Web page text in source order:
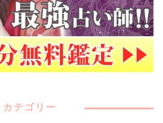
カテゴリー